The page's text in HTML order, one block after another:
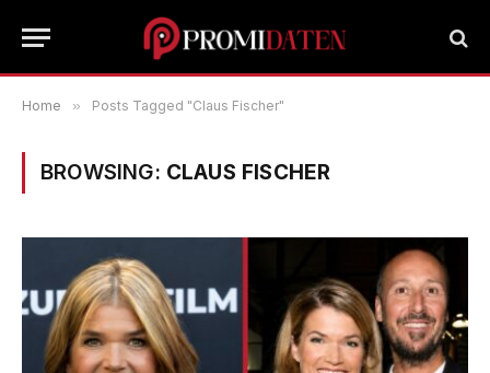
Home » Posts Tagged "Claus Fischer"
BROWSING: CLAUS FISCHER